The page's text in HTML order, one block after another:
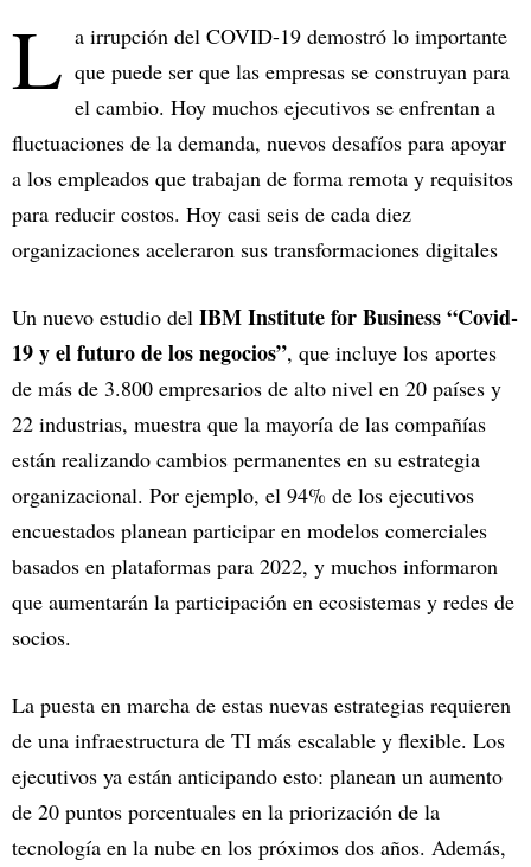
L a irrupción del COVID-19 demostró lo importante
que puede ser que las empresas se construyan para
el cambio. Hoy muchos ejecutivos se enfrentan a
fluctuaciones de la demanda, nuevos desafíos para apoyar
a los empleados que trabajan de forma remota y requisitos
para reducir costos. Hoy casi seis de cada diez
organizaciones aceleraron sus transformaciones digitales
Un nuevo estudio del IBM Institute for Business “Covid-
19 y el futuro de los negocios”, que incluye los aportes
de más de 3.800 empresarios de alto nivel en 20 países y
22 industrias, muestra que la mayoría de las compañías
están realizando cambios permanentes en su estrategia
organizacional. Por ejemplo, el 94% de los ejecutivos
encuestados planean participar en modelos comerciales
basados en plataformas para 2022, y muchos informaron
que aumentarán la participación en ecosistemas y redes de
socios.
La puesta en marcha de estas nuevas estrategias requieren
de una infraestructura de TI más escalable y flexible. Los
ejecutivos ya están anticipando esto: planean un aumento
de 20 puntos porcentuales en la priorización de la
tecnología en la nube en los próximos dos años. Además,